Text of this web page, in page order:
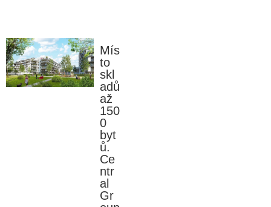
Mís
to
skl
adů
až
150
0
byt
ů.
Ce
ntr
al
Gr